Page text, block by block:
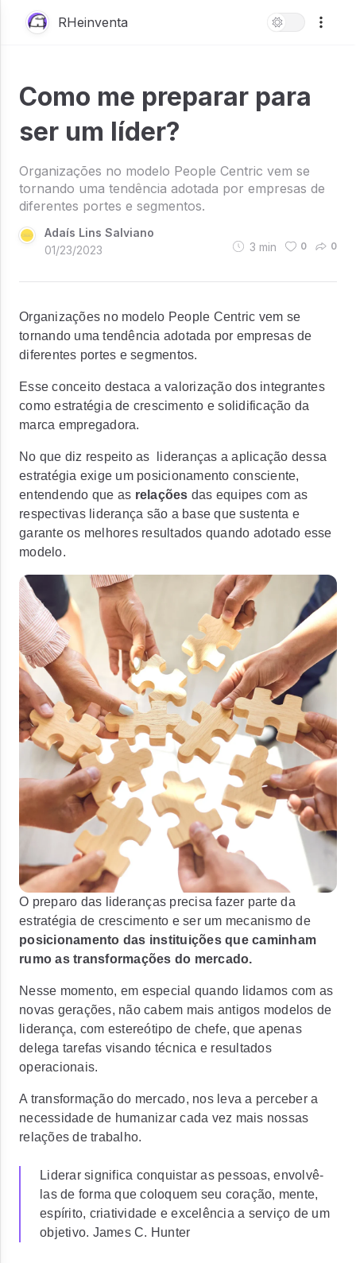
RHeinventa
Como me preparar para
ser um líder?
Organizações no modelo People Centric vem se
tornando uma tendência adotada por empresas de
diferentes portes e segmentos.
Adaís Lins Salviano
01/23/2023
3 min 0 0
Organizações no modelo People Centric vem se
tornando uma tendência adotada por empresas de
diferentes portes e segmentos.
Esse conceito destaca a valorização dos integrantes
como estratégia de crescimento e solidificação da
marca empregadora.
No que diz respeito as lideranças a aplicação dessa
estratégia exige um posicionamento consciente,
entendendo que as relações das equipes com as
respectivas liderança são a base que sustenta e
garante os melhores resultados quando adotado esse
modelo.
O preparo das lideranças precisa fazer parte da
estratégia de crescimento e ser um mecanismo de
posicionamento das instituições que caminham
rumo as transformações do mercado.
Nesse momento, em especial quando lidamos com as
novas gerações, não cabem mais antigos modelos de
liderança, com estereótipo de chefe, que apenas
delega tarefas visando técnica e resultados
operacionais.
A transformação do mercado, nos leva a perceber a
necessidade de humanizar cada vez mais nossas
relações de trabalho.
Liderar significa conquistar as pessoas, envolvê-
las de forma que coloquem seu coração, mente,
espírito, criatividade e excelência a serviço de um
objetivo. James C. Hunter